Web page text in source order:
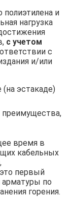
полиэтилена и
нагрузка
с учетом
с
и/или
преимущества,
время в
кабельных
первый
арматуры по
горения.